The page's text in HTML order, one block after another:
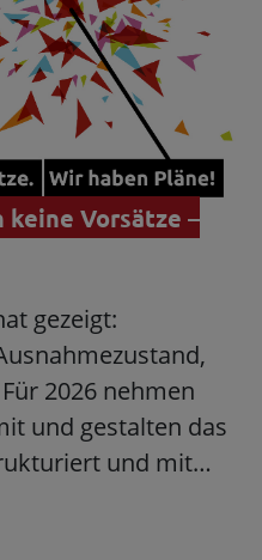
keine Vorsätze –
gezeigt:
2026 nehmen
und gestalten das
und mit…